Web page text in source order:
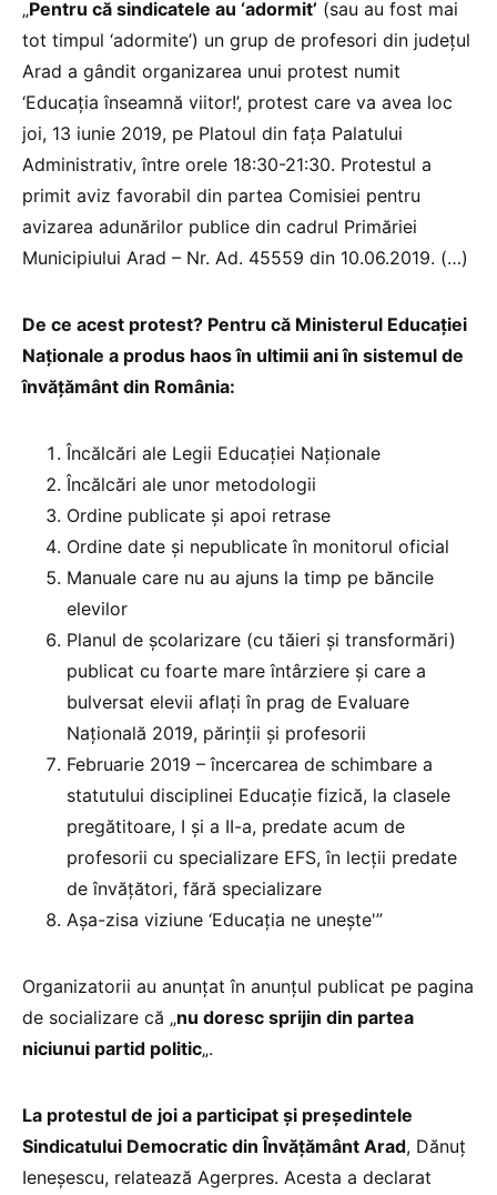
„Pentru că sindicatele au ‘adormit’ (sau au fost mai
tot timpul ‘adormite’) un grup de profesori din județul
Arad a gândit organizarea unui protest numit
‘Educația înseamnă viitor!’, protest care va avea loc
joi, 13 iunie 2019, pe Platoul din fața Palatului
Administrativ, între orele 18:30-21:30. Protestul a
primit aviz favorabil din partea Comisiei pentru
avizarea adunărilor publice din cadrul Primăriei
Municipiului Arad – Nr. Ad. 45559 din 10.06.2019. (…)
De ce acest protest? Pentru că Ministerul Educației
Naționale a produs haos în ultimii ani în sistemul de
învățământ din România:
Încălcări ale Legii Educației Naționale
Încălcări ale unor metodologii
Ordine publicate și apoi retrase
Ordine date și nepublicate în monitorul oficial
Manuale care nu au ajuns la timp pe băncile
elevilor
Planul de școlarizare (cu tăieri și transformări)
publicat cu foarte mare întârziere și care a
bulversat elevii aflați în prag de Evaluare
Națională 2019, părinții și profesorii
Februarie 2019 – încercarea de schimbare a
statutului disciplinei Educație fizică, la clasele
pregătitoare, I și a II-a, predate acum de
profesorii cu specializare EFS, în lecții predate
de învățători, fără specializare
Așa-zisa viziune ‘Educația ne unește'”
Organizatorii au anunțat în anunțul publicat pe pagina
de socializare că „nu doresc sprijin din partea
niciunui partid politic„.
La protestul de joi a participat și președintele
Sindicatului Democratic din Învățământ Arad, Dănuț
Ieneșescu, relatează Agerpres. Acesta a declarat